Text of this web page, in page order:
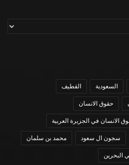
السعودية القطيف
حقوق الانسان
الانسان في الجزيرة العربية
سجون ال سعود محمد بن سلمان
البحرين